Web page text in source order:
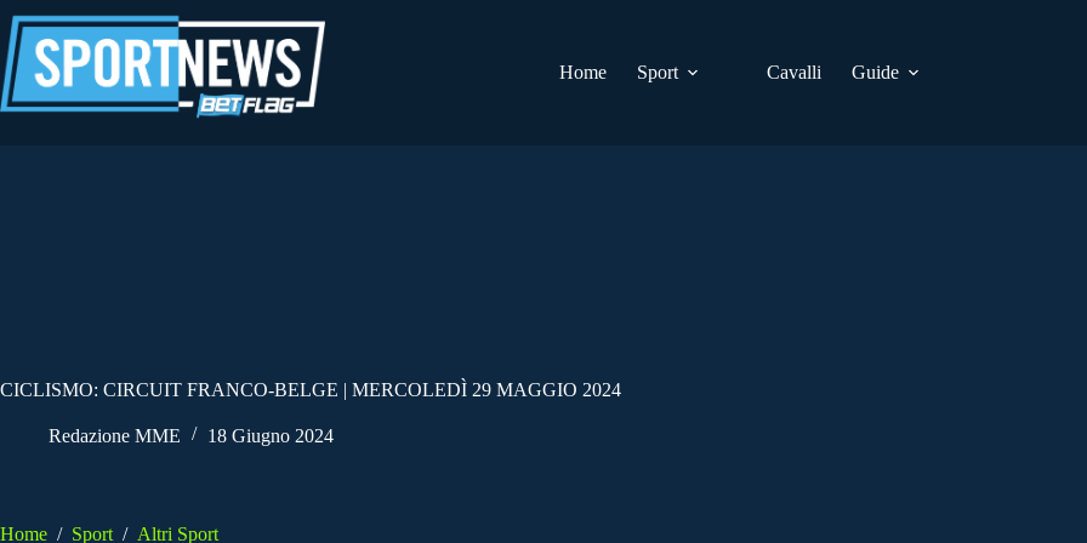
al
contenuto
Home
Sport Cavalli Guide
CICLISMO: CIRCUIT FRANCO-BELGE | MERCOLEDÌ 29 MAGGIO 2024
Redazione MME 18 Giugno 2024
Home / Sport / Altri Sport